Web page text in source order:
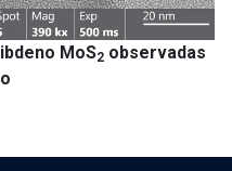
MoS2 observadas